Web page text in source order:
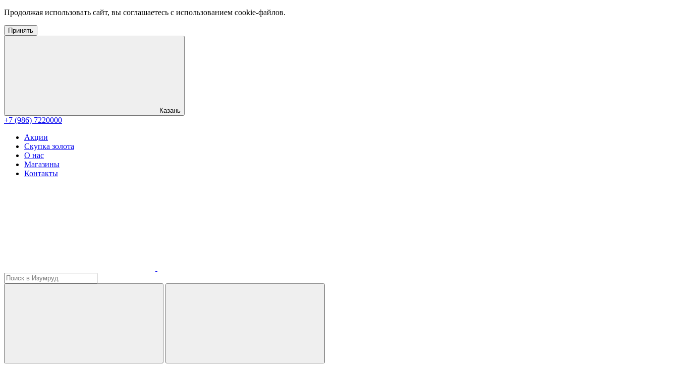
Продолжая использовать сайт, вы соглашаетесь с использованием cookie-файлов.
Принять
Казань
+7 (986) 7220000
Акции
Скупка золота
О нас
Магазины
Контакты